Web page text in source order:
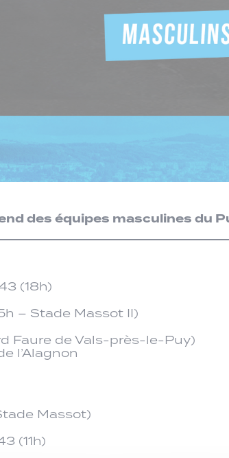
des équipes masculines du
(18h)
– Stade Massot II)
Faure de Vals-près-le-Puy)
l’Alagnon
Massot)
(11h)